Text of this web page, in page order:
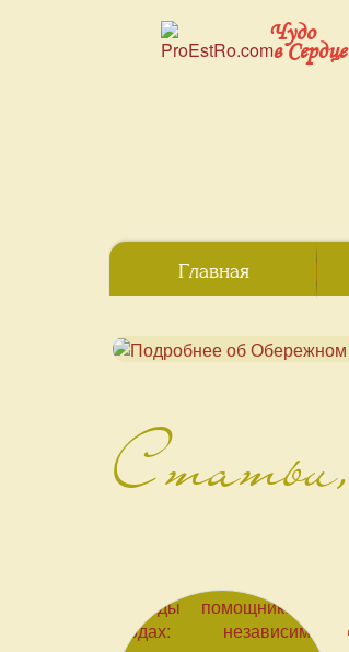
Чудо
в Сердце
Статьи,
Главная